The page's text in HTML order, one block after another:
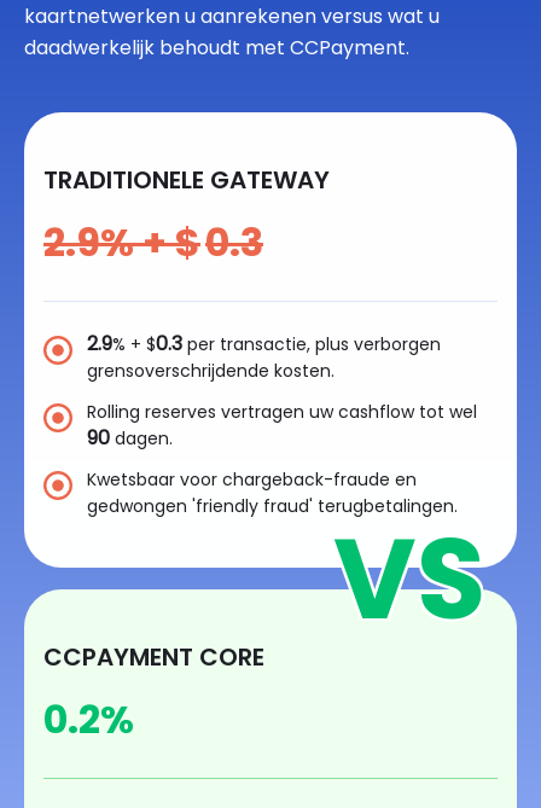
kaartnetwerken u aanrekenen versus wat u
daadwerkelijk behoudt met CCPayment.
TRADITIONELE GATEWAY
2.9% + $0.3
2.9% + $0.3 per transactie, plus verborgen
grensoverschrijdende kosten.
Rolling reserves vertragen uw cashflow tot wel
90 dagen.
Kwetsbaar voor chargeback-fraude en
gedwongen 'friendly fraud' terugbetalingen.
CCPAYMENT CORE
0.2%